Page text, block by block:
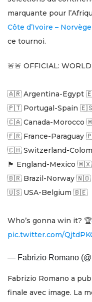
marquante pour
Côte d’Ivoire – Norvège
ce tournoi.
🚨🚨 OFFICIAL:
🇦🇷 Argentina-Egypt
🇵🇹 Portugal-Spain
🇨🇦 Canada-Morocco
🇫🇷 France-Paraguay
🇨🇭 Switzerland-
🏴󠁧󠁢󠁥󠁮󠁧󠁿 England-Mexico 🇲🇽
🇧🇷 Brazil-Norway 🇳🇴
🇺🇸 USA-Belgium 🇧🇪
Who’s gonna win it? 🏆
pic.twitter.com/
— Fabrizio Romano
Fabrizio Romano a
finale avec image. La